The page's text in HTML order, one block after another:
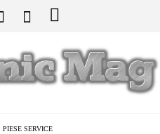
PIESE SERVICE